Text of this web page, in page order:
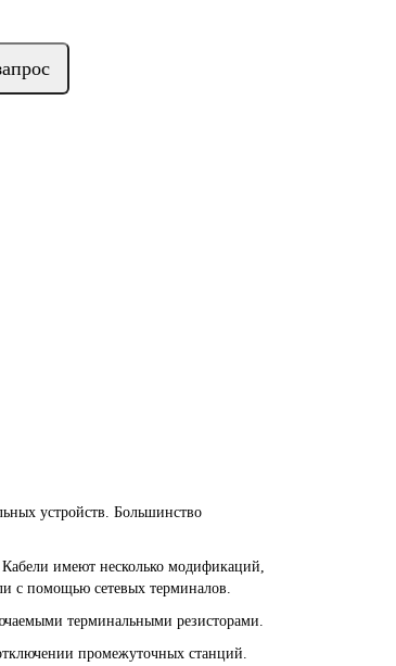
устройств. Большинство
имеют несколько модификаций,
с помощью сетевых терминалов.
терминальными резисторами.
промежуточных станций.